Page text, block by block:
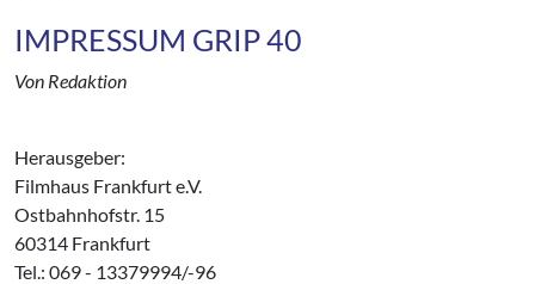
IMPRESSUM GRIP 40
Von Redaktion
Herausgeber:
Filmhaus Frankfurt e.V.
Ostbahnhofstr. 15
60314 Frankfurt
Tel.: 069 - 13379994/-96